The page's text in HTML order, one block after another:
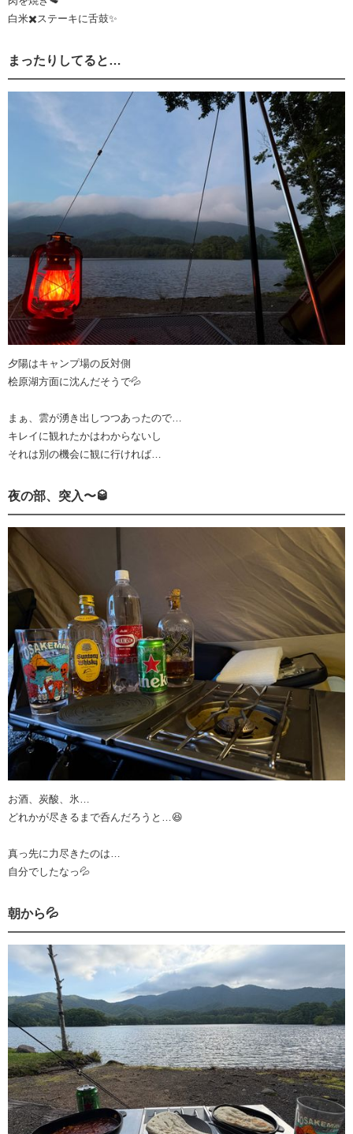
白米✖️ステーキに舌鼓✨
まったりしてると…
夕陽はキャンプ場の反対側
桧原湖方面に沈んだそうで💦
まぁ、雲が湧き出しつつあったので…
キレイに観れたかはわからないし
それは別の機会に観に行ければ…
夜の部、突入〜🥃
お酒、炭酸、氷…
どれかが尽きるまで呑んだろうと…😆
真っ先に力尽きたのは…
自分でしたなっ💦
朝から💦